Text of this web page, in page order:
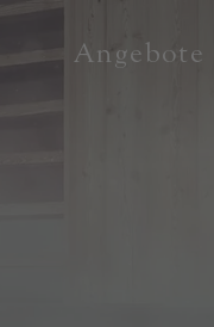
Angebote